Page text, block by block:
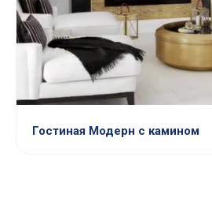
Гостиная Модерн с камином